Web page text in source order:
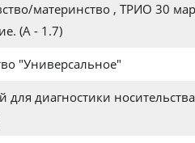
материнство , ТРИО 30
(А - 1.7)
"Универсальное"
для диагностики